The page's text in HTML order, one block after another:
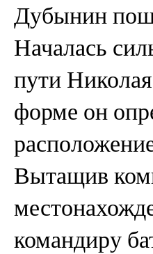
Дубынин
Началась
пути
форме он
Вытащив
командиру